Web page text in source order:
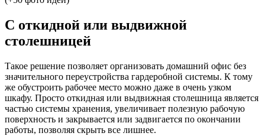
С откидной или выдвижной
столешницей
Такое решение позволяет организовать домашний офис без
значительного переустройства гардеробной системы. К тому
же обустроить рабочее место можно даже в очень узком
шкафу. Просто откидная или выдвижная столешница является
частью системы хранения, увеличивает полезную рабочую
поверхность и закрывается или задвигается по окончании
работы, позволяя скрыть все лишнее.